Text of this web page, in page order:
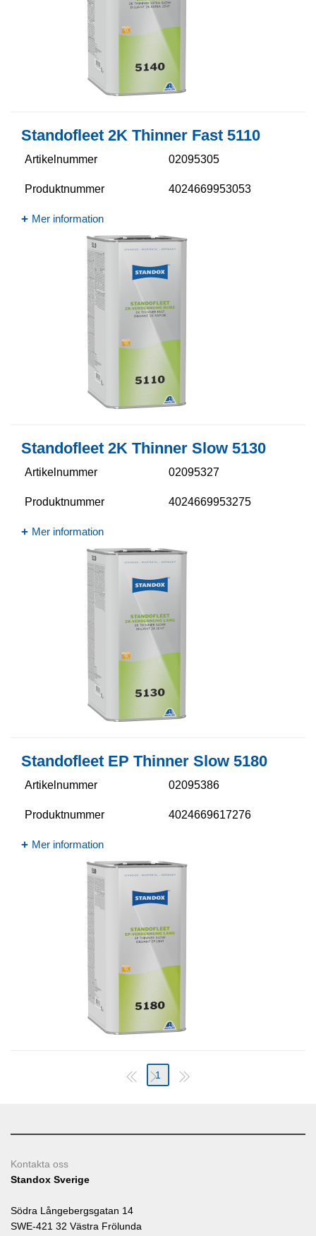
Standofleet 2K Thinner Fast 5110​
Artikelnummer 02095305
Produktnummer 4024669953053
Mer information
Standofleet 2K Thinner Slow 5130​
Artikelnummer 02095327
Produktnummer 4024669953275
Mer information
Standofleet EP Thinner Slow 5180
Artikelnummer 02095386
Produktnummer 4024669617276
Mer information
1
Kontakta oss
Standox Sverige
Södra Långebergsgatan 14
SWE-421 32 Västra Frölunda